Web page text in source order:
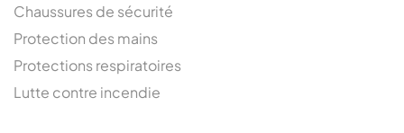
Chaussures de sécurité
Protection des mains
Protections respiratoires
Lutte contre incendie